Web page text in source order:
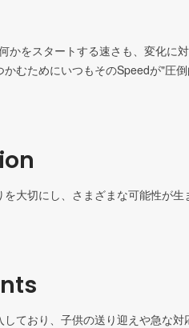
かをスタートする速さも、変化に
むためにいつもそのSpeedが"圧
大切にし、さまざまな可能性が生
ており、子供の送り迎えや急な